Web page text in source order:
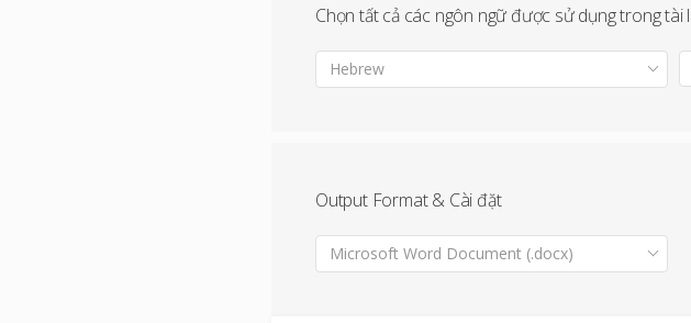
Chọn tất cả các ngôn ngữ được sử dụng trong tài
Hebrew
Output Format & Cài đặt
Microsoft Word Document (.docx)